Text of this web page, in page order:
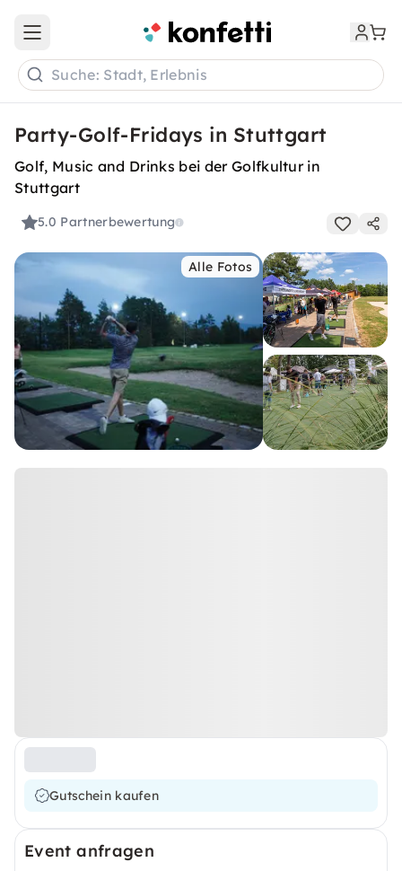
Open main menu
Suche: Stadt, Erlebnis
Party-Golf-Fridays in Stuttgart
Golf, Music and Drinks bei der Golfkultur in
Stuttgart
5.0 Partnerbewertung
Alle Fotos
Gutschein kaufen
Event anfragen